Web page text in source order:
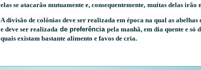
elas se atacarão mutuamente e, consequentemente, muitas delas irão
A divisão de colônias deve ser realizada em época na qual as
e deve ser realizada de preferência pela manhã, em dia quente e só
quais existam bastante alimento e favos de cria.